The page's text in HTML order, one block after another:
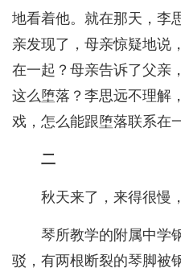
地看着他。就在那天，李
亲发现了，母亲惊疑地说
在一起？母亲告诉了父亲
这么堕落？李思远不理解
戏，怎么能跟堕落联系在
二
秋天来了，来得很慢
琴所教学的附属中学
驳，有两根断裂的琴脚被